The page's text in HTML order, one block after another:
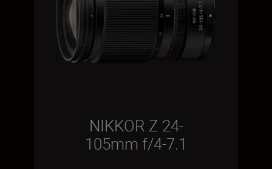
NIKKOR Z 24-
105mm f/4-7.1